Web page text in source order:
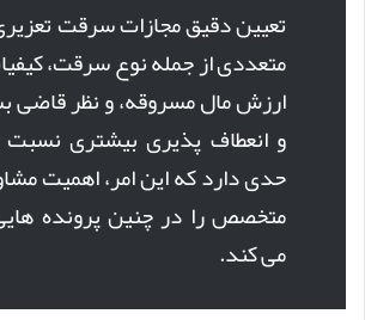
تعیین دقیق مجازات سرقت
متعددی از جمله نوع سرقت،
ارزش مال مسروقه، و نظر قاضی
و انعطاف پذیری بیشتری نسبت
حدی دارد که این امر، اهمیت
متخصص را در چنین پرونده
می کند.